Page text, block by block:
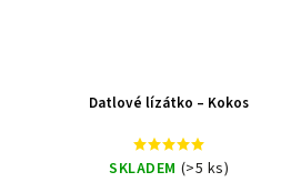
Datlové lízátko – Malina
SKLADEM (>5 ks)